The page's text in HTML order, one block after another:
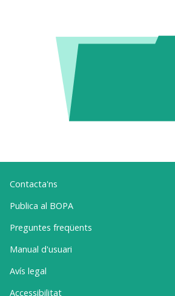
Contacta'ns
Publica al BOPA
Preguntes freqüents
Manual d'usuari
Avís legal
Accessibilitat